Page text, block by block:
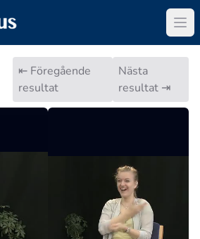
⇤ Föregående
resultat
Nästa
resultat ⇥